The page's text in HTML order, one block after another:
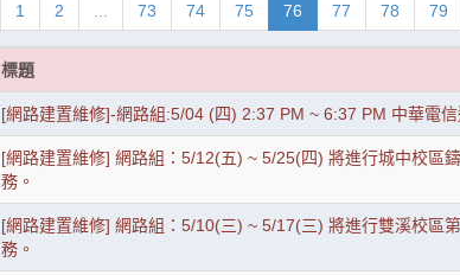
1 2 73 74 75 76 77 78 79
標題
[網路建置維修]-網路組:5/04 (四) 2:37 PM ~ 6:37 PM 中華電
[網路建置維修] 網路組：5/12(五) ~ 5/25(四) 將進行城中校區
務。
[網路建置維修] 網路組：5/10(三) ~ 5/17(三) 將進行雙溪校區
務。